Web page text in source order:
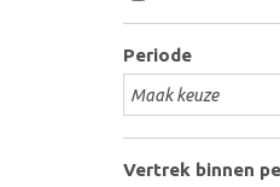
Periode
Vertrek binnen